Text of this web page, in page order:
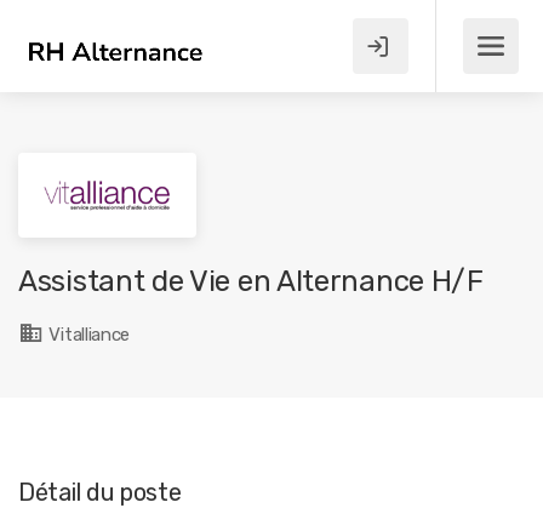
Assistant de Vie en Alternance H/F
Vitalliance
Détail du poste